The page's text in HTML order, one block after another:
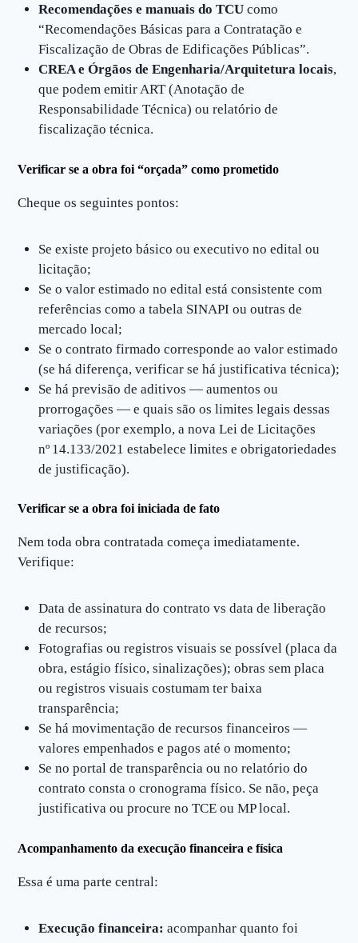
Recomendações e manuais do TCU como
“Recomendações Básicas para a Contratação e
Fiscalização de Obras de Edificações Públicas”.
CREA e Órgãos de Engenharia/Arquitetura locais,
que podem emitir ART (Anotação de
Responsabilidade Técnica) ou relatório de
fiscalização técnica.
Verificar se a obra foi “orçada” como prometido
Cheque os seguintes pontos:
Se existe projeto básico ou executivo no edital ou
licitação;
Se o valor estimado no edital está consistente com
referências como a tabela SINAPI ou outras de
mercado local;
Se o contrato firmado corresponde ao valor estimado
(se há diferença, verificar se há justificativa técnica);
Se há previsão de aditivos — aumentos ou
prorrogações — e quais são os limites legais dessas
variações (por exemplo, a nova Lei de Licitações
nº 14.133/2021 estabelece limites e obrigatoriedades
de justificação).
Verificar se a obra foi iniciada de fato
Nem toda obra contratada começa imediatamente.
Verifique:
Data de assinatura do contrato vs data de liberação
de recursos;
Fotografias ou registros visuais se possível (placa da
obra, estágio físico, sinalizações); obras sem placa
ou registros visuais costumam ter baixa
transparência;
Se há movimentação de recursos financeiros —
valores empenhados e pagos até o momento;
Se no portal de transparência ou no relatório do
contrato consta o cronograma físico. Se não, peça
justificativa ou procure no TCE ou MP local.
Acompanhamento da execução financeira e física
Essa é uma parte central:
Execução financeira: acompanhar quanto foi